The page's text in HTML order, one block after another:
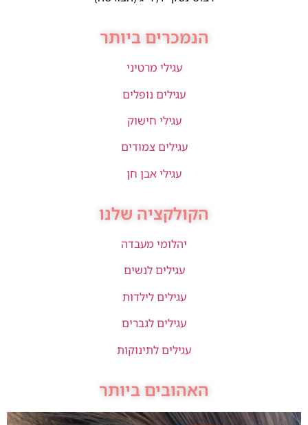
הנמכרים ביותר
עגילי מרטיני
עגילים נופלים
עגילי חישוק
עגילים צמודים
עגילי אבן חן
הקולקציה שלנו
יהלומי מעבדה
עגילים לנשים
עגילים לילדות
עגילים לגברים
עגילים לתינוקות
האהובים ביותר